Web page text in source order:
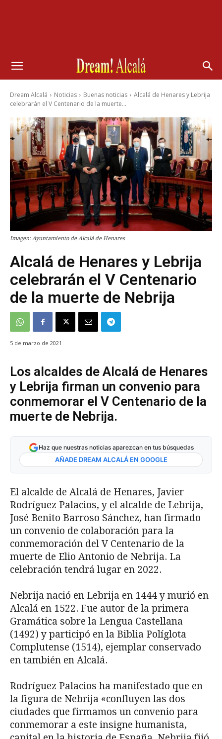
Dream Alcalá Noticias Buenas noticias
Alcalá de Henares y Lebrija
celebrarán el V Centenario de la muerte...
Imagen: Ayuntamiento de Alcalá de Henares
Alcalá de Henares y Lebrija
celebrarán el V Centenario
de la muerte de Nebrija
5 de marzo de 2021
Los alcaldes de Alcalá de Henares
y Lebrija firman un convenio para
conmemorar el V Centenario de la
muerte de Nebrija.
Haz que nuestras noticias aparezcan en tus búsquedas
AÑADE DREAM ALCALÁ EN GOOGLE
El alcalde de Alcalá de Henares, Javier
Rodríguez Palacios, y el alcalde de Lebrija,
José Benito Barroso Sánchez, han firmado
un convenio de colaboración para la
conmemoración del V Centenario de la
muerte de Elio Antonio de Nebrija. La
celebración tendrá lugar en 2022.
Nebrija nació en Lebrija en 1444 y murió en
Alcalá en 1522. Fue autor de la primera
Gramática sobre la Lengua Castellana
(1492) y participó en la Biblia Políglota
Complutense (1514), ejemplar conservado
en también en Alcalá.
Rodríguez Palacios ha manifestado que en
la figura de Nebrija «confluyen las dos
ciudades que firmamos un convenio para
conmemorar a este insigne humanista,